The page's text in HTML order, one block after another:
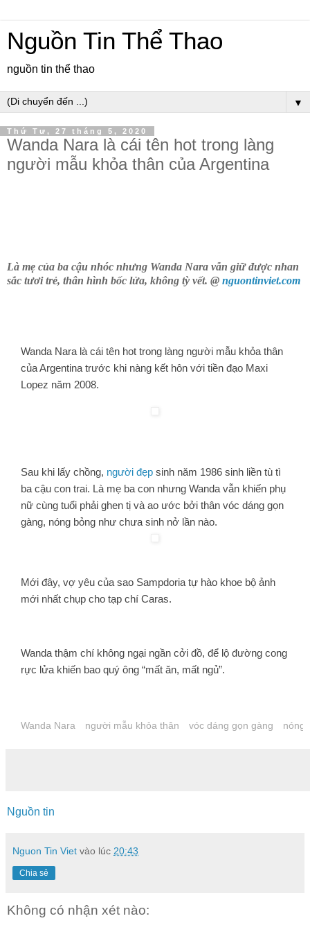
Nguồn Tin Thể Thao
nguồn tin thể thao
▼
Thứ Tư, 27 tháng 5, 2020
Wanda Nara là cái tên hot trong làng
người mẫu khỏa thân của Argentina
Là mẹ của ba cậu nhóc nhưng Wanda Nara vẫn giữ được nhan
sắc tươi trẻ, thân hình bốc lửa, không tỳ vết. @ nguontinviet.com
Wanda Nara là cái tên hot trong làng người mẫu khỏa thân
của Argentina trước khi nàng kết hôn với tiền đạo Maxi
Lopez năm 2008.
Sau khi lấy chồng, người đẹp sinh năm 1986 sinh liền tù tì
ba cậu con trai. Là mẹ ba con nhưng Wanda vẫn khiến phụ
nữ cùng tuổi phải ghen tị và ao ước bởi thân vóc dáng gọn
gàng, nóng bỏng như chưa sinh nở lần nào.
Mới đây, vợ yêu của sao Sampdoria tự hào khoe bộ ảnh
mới nhất chụp cho tạp chí Caras.
Wanda thậm chí không ngại ngần cởi đồ, để lộ đường cong
rực lửa khiến bao quý ông “mất ăn, mất ngủ”.
Wanda Nara người mẫu khỏa thân vóc dáng gọn gàng nóng
Nguồn tin
Nguon Tin Viet vào lúc 20:43
Chia sẻ
Không có nhận xét nào: